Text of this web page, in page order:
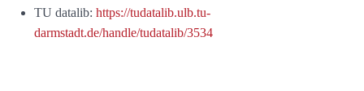
TU datalib: https://tudatalib.ulb.tu-
darmstadt.de/handle/tudatalib/3534